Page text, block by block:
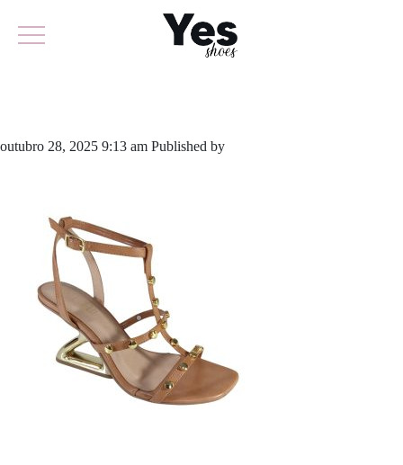
outubro 28, 2025 9:13 am Published by